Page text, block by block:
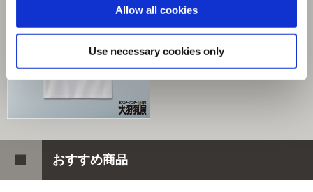
Allow all cookies
Use necessary cookies only
L / 環境生物図鑑
商品を選びなおす
195ポイント付与
おすすめ商品